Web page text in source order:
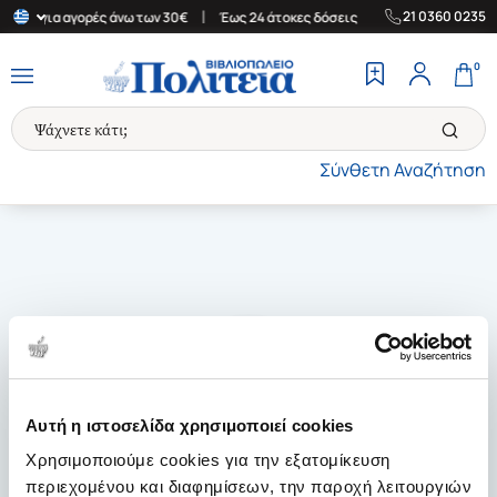
Αυτή η ιστοσελίδα χρησιμοποιεί cookies
Χρησιμοποιούμε cookies για την εξατομίκευση
περιεχομένου και διαφημίσεων, την παροχή λειτουργιών
για αγορές άνω των 30€ Έως 24 άτοκες δόσεις | Δωρεάν
21 0360 0235
Σύνθετη Αναζήτηση
0